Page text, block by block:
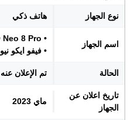
نوع الجهاز هاتف ذكي
اسم الجهاز
• Vivo iQOO Neo 8 Pro
• فيفو ايكو نيو 8 برو
الحالة تم الإعلان عنه
تاريخ اعلان عن
الجهاز
ماي 2023